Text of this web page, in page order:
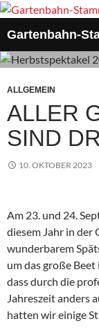
Zum
springen
Gartenbahn-
ALLGEMEIN
ALLER
SIND
10. OKTOBER 2023
Am 23. und 24.
diesem Jahr in der
wunderbarem
um das große
dass durch die
Jahreszeit anders
hatten wir einige